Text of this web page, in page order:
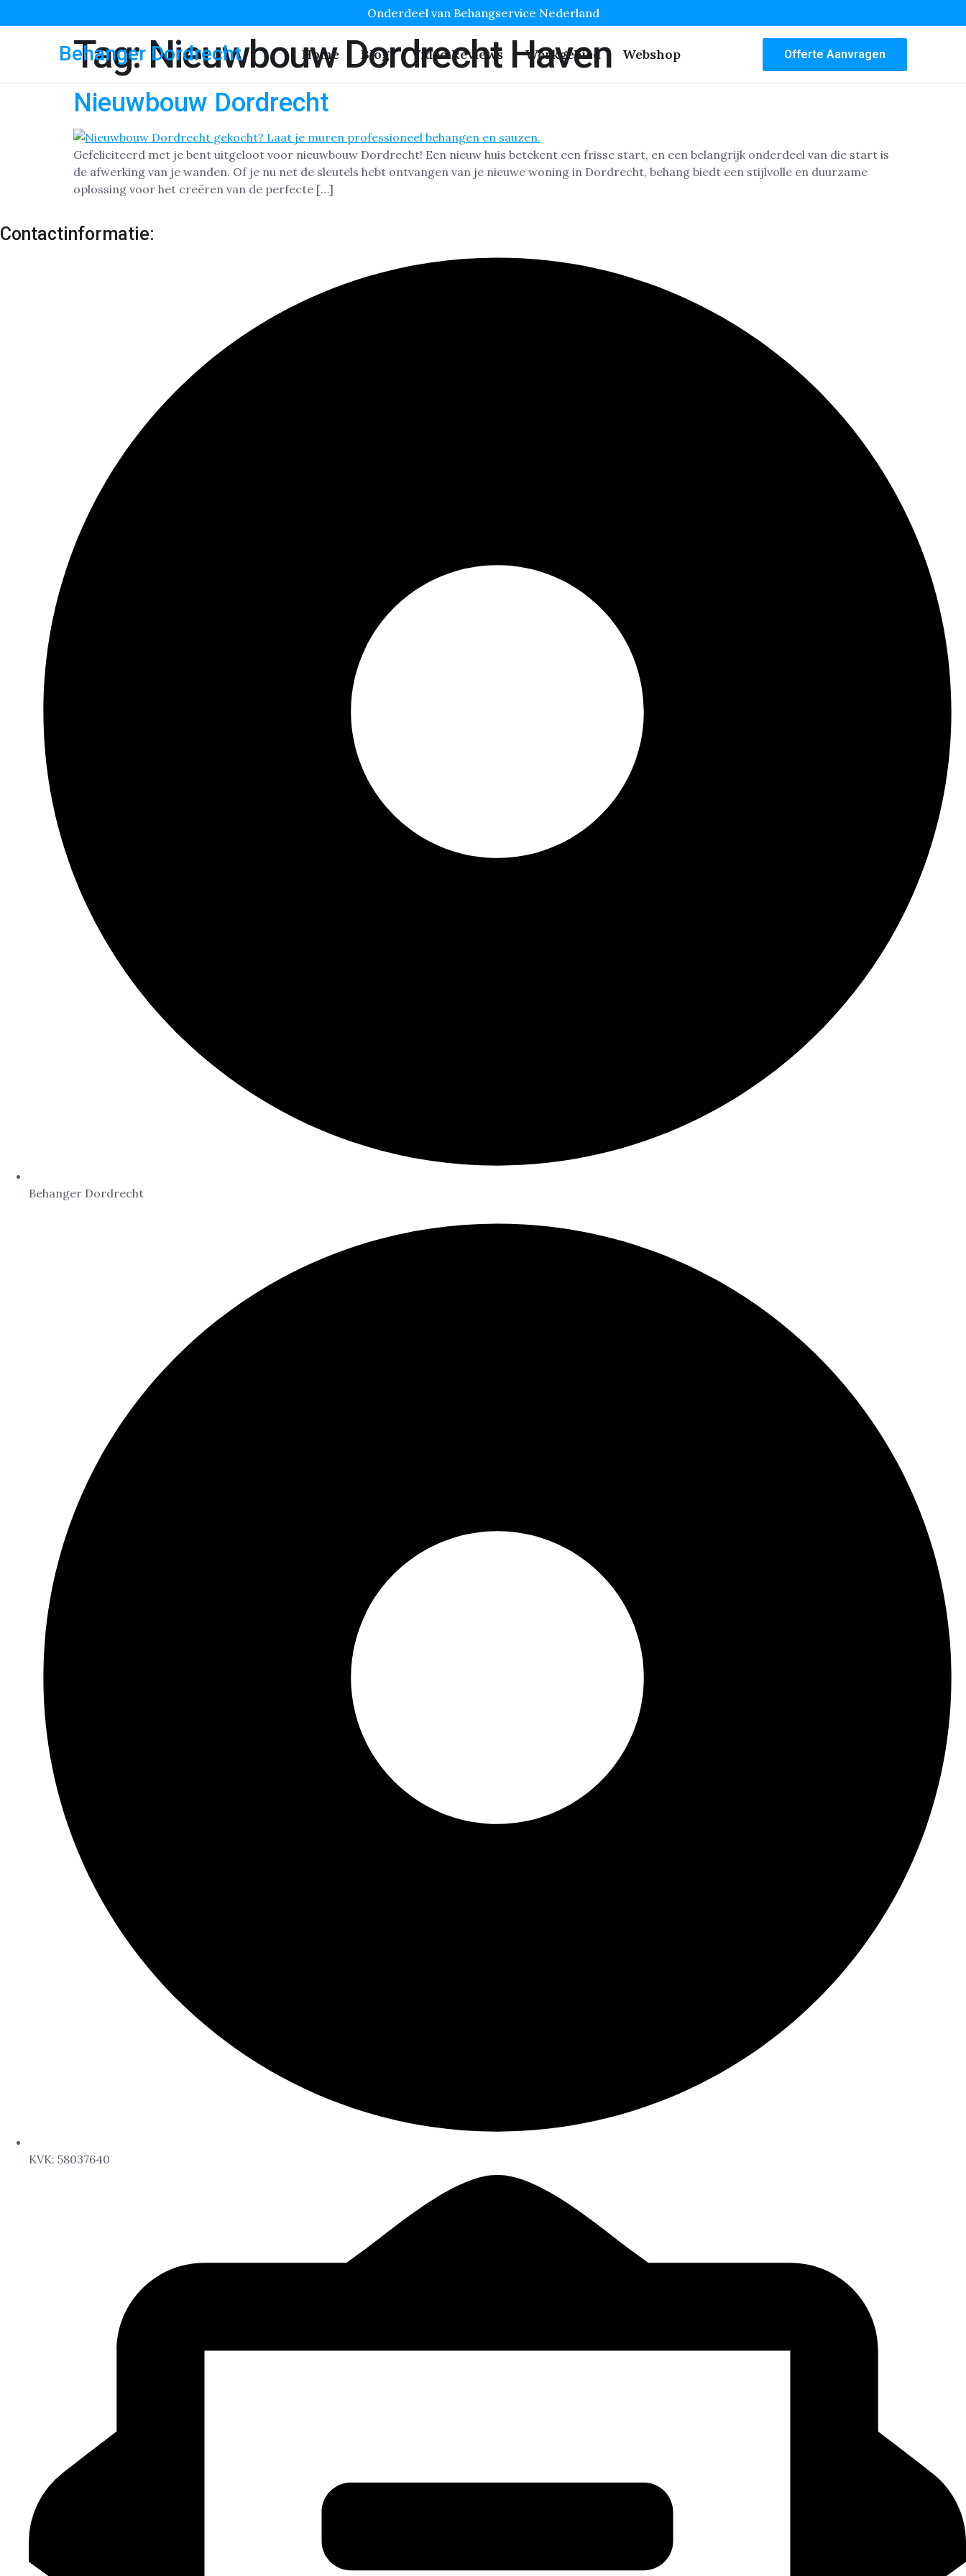
Onderdeel van Behangservice Nederland
Behanger Dordrecht Home Blog Video Reviews Werkgebied Webshop Offerte Aanvragen
Tag:Nieuwbouw Dordrecht Haven
Nieuwbouw Dordrecht
Gefeliciteerd met je bent uitgeloot voor nieuwbouw Dordrecht! Een nieuw huis betekent een frisse start, en een belangrijk onderdeel van die start is
de afwerking van je wanden. Of je nu net de sleutels hebt ontvangen van je nieuwe woning in Dordrecht, behang biedt een stijlvolle en duurzame
oplossing voor het creëren van de perfecte […]
Contactinformatie:
Behanger Dordrecht
KVK: 58037640